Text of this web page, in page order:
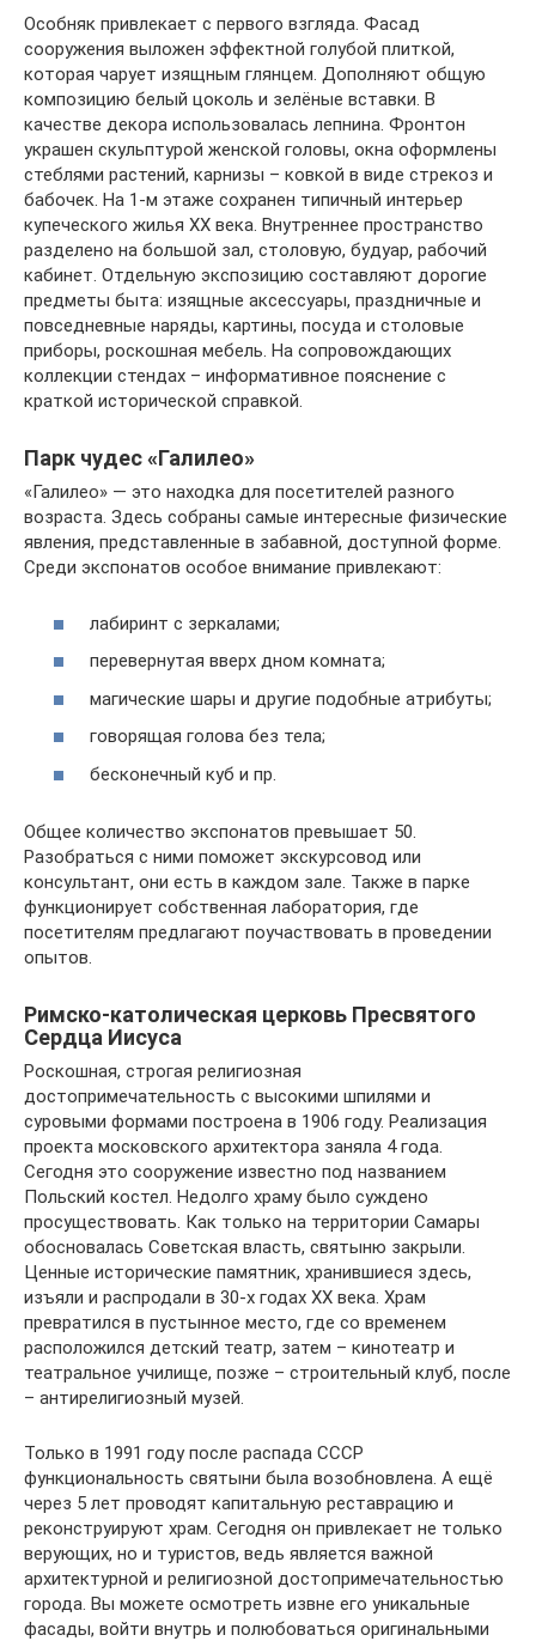
Особняк привлекает с первого взгляда. Фасад
сооружения выложен эффектной голубой плиткой,
которая чарует изящным глянцем. Дополняют общую
композицию белый цоколь и зелёные вставки. В
качестве декора использовалась лепнина. Фронтон
украшен скульптурой женской головы, окна оформлены
стеблями растений, карнизы – ковкой в виде стрекоз и
бабочек. На 1-м этаже сохранен типичный интерьер
купеческого жилья ХХ века. Внутреннее пространство
разделено на большой зал, столовую, будуар, рабочий
кабинет. Отдельную экспозицию составляют дорогие
предметы быта: изящные аксессуары, праздничные и
повседневные наряды, картины, посуда и столовые
приборы, роскошная мебель. На сопровождающих
коллекции стендах – информативное пояснение с
краткой исторической справкой.
Парк чудес «Галилео»
«Галилео» — это находка для посетителей разного
возраста. Здесь собраны самые интересные физические
явления, представленные в забавной, доступной форме.
Среди экспонатов особое внимание привлекают:
лабиринт с зеркалами;
перевернутая вверх дном комната;
магические шары и другие подобные атрибуты;
говорящая голова без тела;
бесконечный куб и пр.
Общее количество экспонатов превышает 50.
Разобраться с ними поможет экскурсовод или
консультант, они есть в каждом зале. Также в парке
функционирует собственная лаборатория, где
посетителям предлагают поучаствовать в проведении
опытов.
Римско-католическая церковь Пресвятого
Сердца Иисуса
Роскошная, строгая религиозная
достопримечательность с высокими шпилями и
суровыми формами построена в 1906 году. Реализация
проекта московского архитектора заняла 4 года.
Сегодня это сооружение известно под названием
Польский костел. Недолго храму было суждено
просуществовать. Как только на территории Самары
обосновалась Советская власть, святыню закрыли.
Ценные исторические памятник, хранившиеся здесь,
изъяли и распродали в 30-х годах ХХ века. Храм
превратился в пустынное место, где со временем
расположился детский театр, затем – кинотеатр и
театральное училище, позже – строительный клуб, после
– антирелигиозный музей.
Только в 1991 году после распада СССР
функциональность святыни была возобновлена. А ещё
через 5 лет проводят капитальную реставрацию и
реконструируют храм. Сегодня он привлекает не только
верующих, но и туристов, ведь является важной
архитектурной и религиозной достопримечательностью
города. Вы можете осмотреть извне его уникальные
фасады, войти внутрь и полюбоваться оригинальными